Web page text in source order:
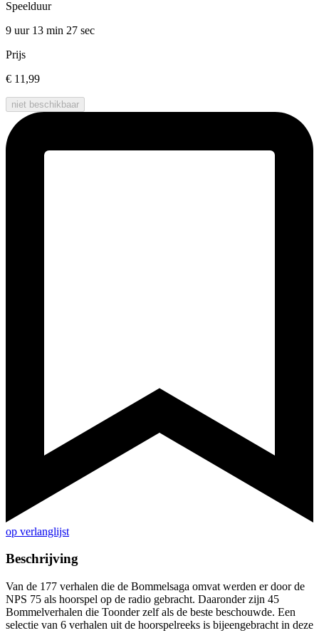
Speelduur
9 uur 13 min 27 sec
Prijs
€ 11,99
niet beschikbaar
op verlanglijst
Beschrijving
Van de 177 verhalen die de Bommelsaga omvat werden er door de
NPS 75 als hoorspel op de radio gebracht. Daaronder zijn 45
Bommelverhalen die Toonder zelf als de beste beschouwde. Een
selectie van 6 verhalen uit de hoorspelreeks is bijeengebracht in deze